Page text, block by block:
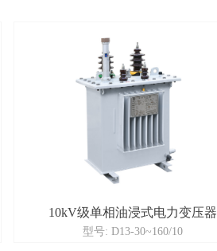
10kV级单相油浸式电力变压器
型号: D13-30~160/10